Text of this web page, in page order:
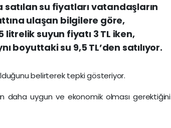
su fiyatları vatandaşların
ulaşan bilgilere göre,
suyun fiyatı 3 TL iken,
boyuttaki su 9,5 TL’den satılıyor.
belirterek tepki gösteriyor.
daha uygun ve ekonomik olması gerektiğini